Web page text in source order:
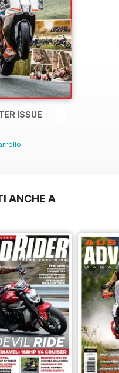
ISSUE
ANCHE A